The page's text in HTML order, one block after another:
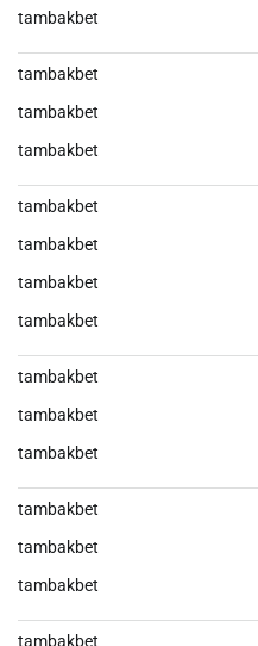
tambakbet
tambakbet
tambakbet
tambakbet
tambakbet
tambakbet
tambakbet
tambakbet
tambakbet
tambakbet
tambakbet
tambakbet
tambakbet
tambakbet
tambakbet